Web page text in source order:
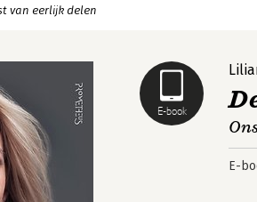
van eerlijk delen
E-book
E-